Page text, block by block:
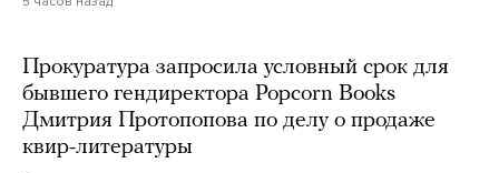
Прокуратура запросила условный срок для
бывшего гендиректора Popcorn Books
Дмитрия Протопопова по делу о продаже
квир-литературы